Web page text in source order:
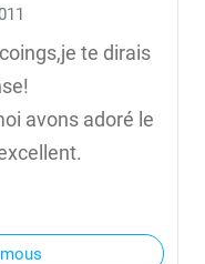
te dirais
avons adoré le